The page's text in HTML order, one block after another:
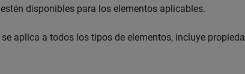
disponibles para los elementos aplicables.
se aplica a todos los tipos de elementos, incluye